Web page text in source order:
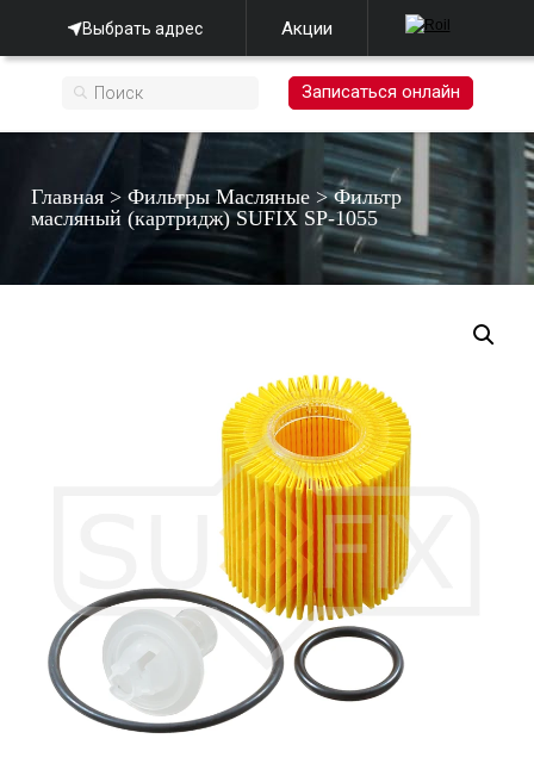
Выбрать адрес Акции
Записаться онлайн
Главная >Фильтры Масляные >Фильтр
масляный (картридж) SUFIX SP-1055